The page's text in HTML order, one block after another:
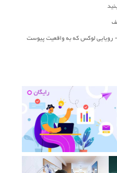
لوکس که به واقعیت پیوست